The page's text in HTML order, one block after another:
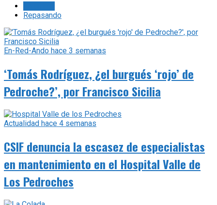
Repasando
En-Red-Ando hace 3 semanas
‘Tomás Rodríguez, ¿el burgués ‘rojo’ de
Pedroche?’, por Francisco Sicilia
Actualidad hace 4 semanas
CSIF denuncia la escasez de especialistas
en mantenimiento en el Hospital Valle de
Los Pedroches